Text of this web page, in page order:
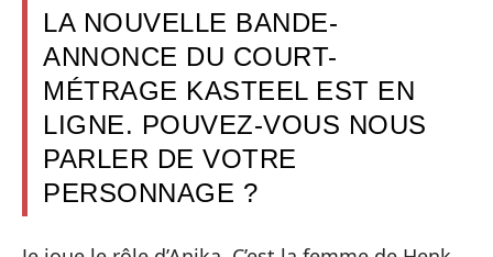
LA NOUVELLE BANDE-
ANNONCE DU COURT-
MÉTRAGE KASTEEL EST EN
LIGNE. POUVEZ-VOUS NOUS
PARLER DE VOTRE
PERSONNAGE ?